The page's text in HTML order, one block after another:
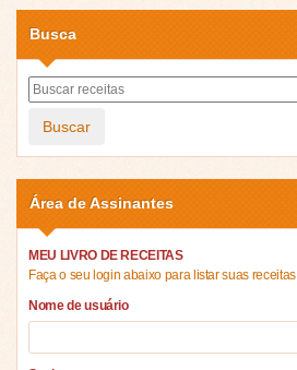
Busca
Buscar
Área de Assinantes
MEU LIVRO DE RECEITAS
Faça o seu login abaixo para listar suas receitas
Nome de usuário